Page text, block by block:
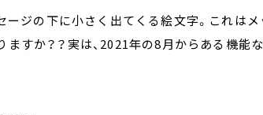
ージの下に小さく出てくる絵文字。これは
すか？？実は、2021年の8月からある機能な